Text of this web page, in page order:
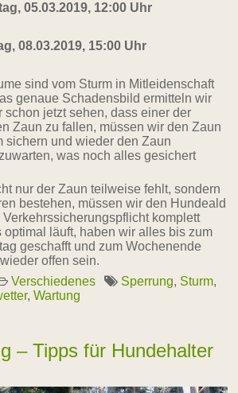
05.03.2019, 12:00 Uhr
08.03.2019, 15:00 Uhr
sind vom Sturm in Mitleidenschaft
genaue Schadensbild ermitteln wir
schon jetzt sehen, dass einer der
Zaun zu fallen, müssen wir den Zaun
sichern und wieder den Zaun
was noch alles gesichert
nur der Zaun teilweise fehlt, sondern
bestehen, müssen wir den Hundeald
komplett
optimal läuft, haben wir alles bis zum
geschafft und zum Wochenende
offen sein.
Verschiedenes Sperrung, Sturm,
, Wartung
– Tipps für Hundehalter